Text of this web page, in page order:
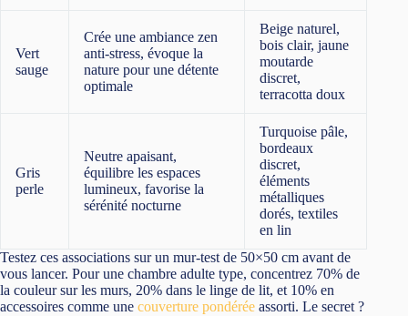
Vert
sauge
Crée une ambiance zen
anti-stress, évoque la
nature pour une détente
optimale
Beige naturel,
bois clair, jaune
moutarde
discret,
terracotta doux
Gris
perle
Neutre apaisant,
équilibre les espaces
lumineux, favorise la
sérénité nocturne
Turquoise pâle,
bordeaux
discret,
éléments
métalliques
dorés, textiles
en lin
Testez ces associations sur un mur-test de 50×50 cm avant de
vous lancer. Pour une chambre adulte type, concentrez 70% de
la couleur sur les murs, 20% dans le linge de lit, et 10% en
accessoires comme une couverture pondérée assorti. Le secret ?